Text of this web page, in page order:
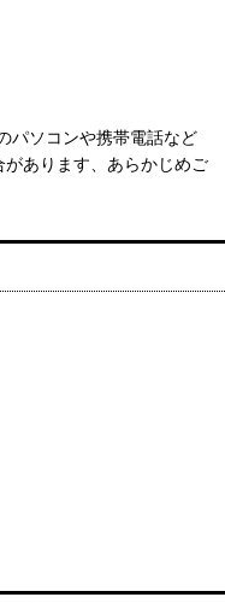
パソコンや携帯電話など
あります、あらかじめご